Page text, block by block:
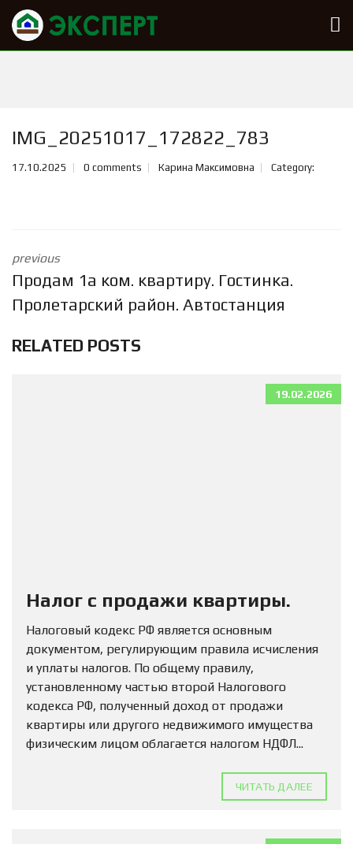
IMG_20251017_172822_783
17.10.2025 0 comments Карина Максимовна Category:
previous
Продам 1а ком. квартиру. Гостинка.
Пролетарский район. Автостанция
RELATED POSTS
19.02.2026
Налог с продажи квартиры.
Налоговый кодекс РФ является основным
документом, регулирующим правила исчисления
и уплаты налогов. По общему правилу,
установленному частью второй Налогового
кодекса РФ, полученный доход от продажи
квартиры или другого недвижимого имущества
физическим лицом облагается налогом НДФЛ...
ЧИТАТЬ ДАЛЕЕ